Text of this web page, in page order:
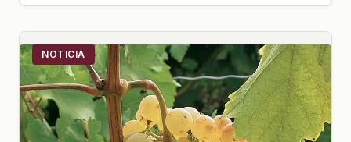
NOTICIA